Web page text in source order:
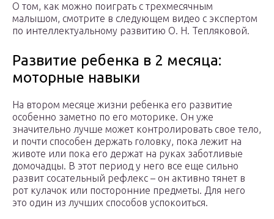
О том, как можно поиграть с трехмесячным
малышом, смотрите в следующем видео с экспертом
по интеллектуальному развитию О. Н. Тепляковой.
Развитие ребенка в 2 месяца:
моторные навыки
На втором месяце жизни ребенка его развитие
особенно заметно по его моторике. Он уже
значительно лучше может контролировать свое тело,
и почти способен держать головку, пока лежит на
животе или пока его держат на руках заботливые
домочадцы. В этот период у него все еще сильно
развит сосательный рефлекс – он активно тянет в
рот кулачок или посторонние предметы. Для него
это один из лучших способов успокоиться.